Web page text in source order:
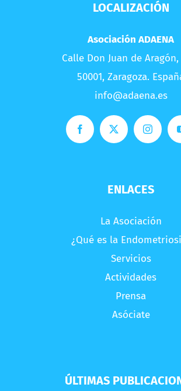
LOCALIZACIÓN
Asociación ADAENA
Calle Don Juan de Aragón,
50001, Zaragoza.
info@adaena.es
ENLACES
La Asociación
¿Qué es la
Servicios
Actividades
Prensa
Asóciate
ÚLTIMAS